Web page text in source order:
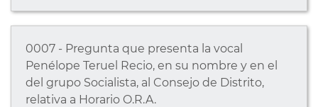
0007 - Pregunta que presenta la vocal
Penélope Teruel Recio, en su nombre y en el
del grupo Socialista, al Consejo de Distrito,
relativa a Horario O.R.A.